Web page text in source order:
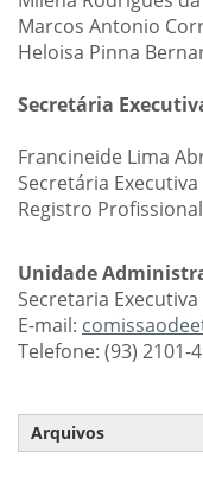
Marcos Antonio
Heloisa Pinna
Secretária
Francineide Lima
Secretária Executiva
Registro
Unidade
Secretaria Executiva
E-mail:
Telefone: (93) 2101-
Arquivos